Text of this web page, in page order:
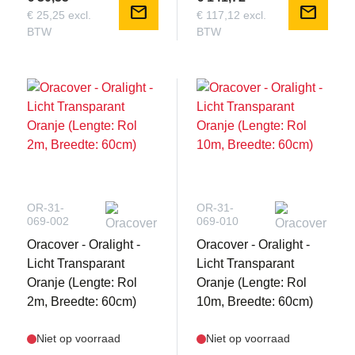
€ 25,25 excl.
BTW
mail
€ 117,12 excl.
BTW
mail
OR-31-
069-002
Oracover - Oralight -
Licht Transparant
Oranje (Lengte: Rol
2m, Breedte: 60cm)
Niet op voorraad
OR-31-
069-010
Oracover - Oralight -
Licht Transparant
Oranje (Lengte: Rol
10m, Breedte: 60cm)
Niet op voorraad